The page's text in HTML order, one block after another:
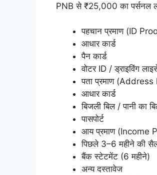
PNB से ₹25,000 का पर्सनल
पहचान प्रमाण (ID
आधार कार्ड
पैन कार्ड
वोटर ID / ड्राइविंग
पता प्रमाण
आधार कार्ड
बिजली बिल / पानी का
पासपोर्ट
आय प्रमाण (Income
पिछले 3–6 महीने की
बैंक स्टेटमेंट (6 महीने)
अन्य दस्तावेज